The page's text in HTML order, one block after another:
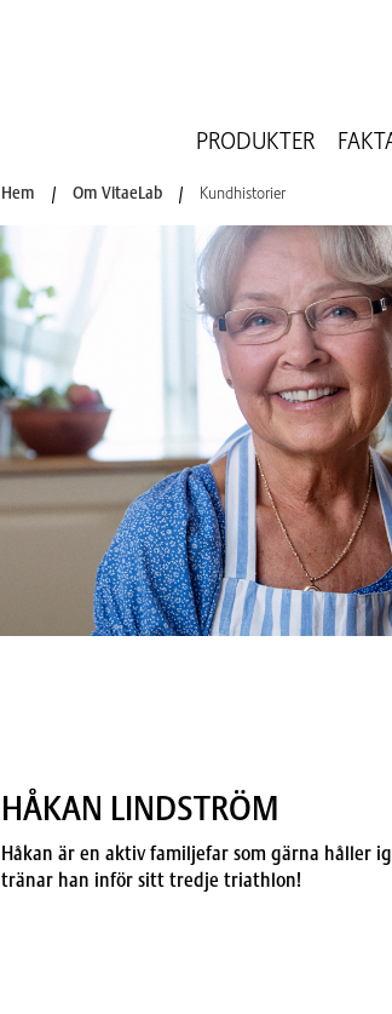
PRODUKTER
Hem / Om VitaeLab / Kundhistorier
HÅKAN LINDSTRÖM
Håkan är en aktiv familjefar som gärna håller
tränar han inför sitt tredje triathlon!